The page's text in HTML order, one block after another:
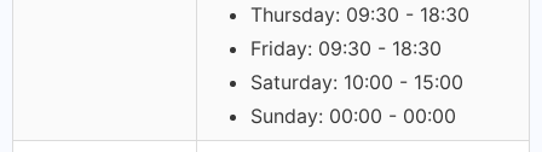
Thursday: 09:30 - 18:30
Friday: 09:30 - 18:30
Saturday: 10:00 - 15:00
Sunday: 00:00 - 00:00